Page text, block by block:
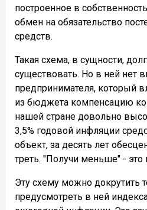
построенное в
обмен на обязательство
средств.
Такая схема, в сущности,
существовать. Но в ней нет
предпринимателя, который
из бюджета компенсацию
нашей стране довольно
3,5% годовой инфляции
объект, за десять лет
треть. "Получи меньше" - это
Эту схему можно докрутить
предусмотреть в ней